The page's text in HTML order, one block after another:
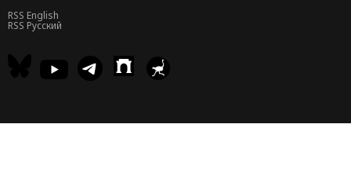
RSS English
RSS Русский